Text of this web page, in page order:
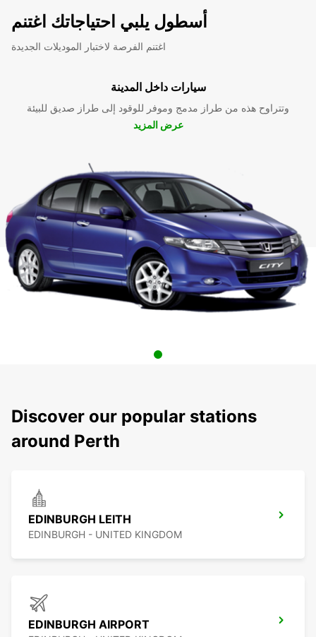
أسطول يلبي احتياجاتك اغتنم
اغتنم الفرصة لاختبار الموديلات الجديدة
سيارات داخل المدينة
وتتراوح هذه من طراز مدمج وموفر للوقود إلى طراز صديق للبيئة
عرض المزيد
Discover our popular stations
around Perth
EDINBURGH LEITH
EDINBURGH - UNITED KINGDOM
EDINBURGH AIRPORT